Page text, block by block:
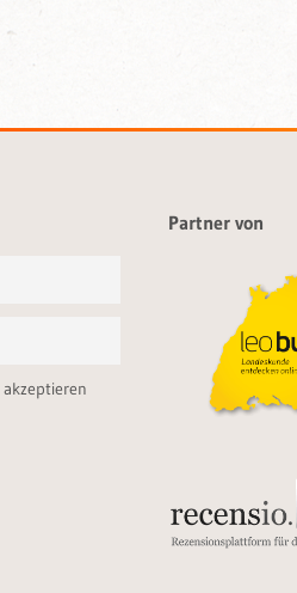
akzeptieren
Partner von